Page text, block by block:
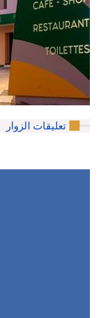
تعليقات الزوار